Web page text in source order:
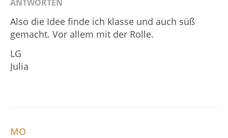
ANTWORTEN
Also die Idee finde ich klasse und auch süß
gemacht. Vor allem mit der Rolle.
LG
Julia
MO